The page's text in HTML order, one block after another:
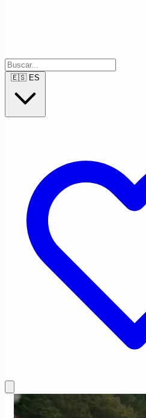
🇪🇸 ES